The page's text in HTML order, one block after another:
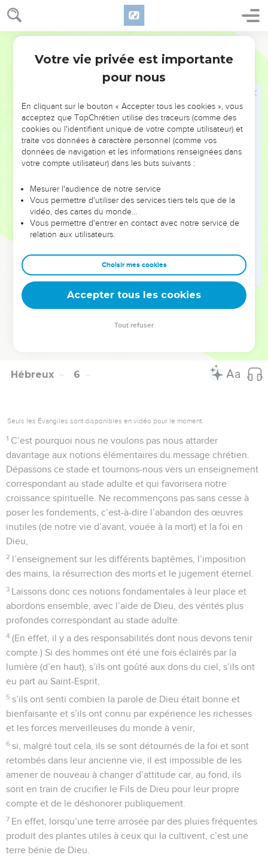
Hébreux 5
11
C’est un sujet sur lequel nous aurions bien des choses à
dire, mais il n’est pas facile de vous les expliquer : vous êtes
devenus si lents à saisir les vérités spirituelles et vous ne
mettez plus guère d’entrain à les comprendre.
Dire que vous êtes convertis depuis tant d’années ! Il y a
d’autres et pourtant vous en êtes encore à l’ABC de la
révélation, vous avez vous-mêmes besoin de quelqu’un qui
vous réapprenne les premiers rudiments des paroles de
Dieu. Vous ne supportez que le lait, non la nourriture solide.
est encore enfant ; il n’est pas apte à saisir un enseignement
relatif aux justes exigences de Dieu ; il n’a aucune
expérience de ce qu’est une vie juste ; c’est encore un
maturité spirituelle, prennent de la nourriture solide. Ils ont
exercé leurs facultés et ont ainsi acquis, par l’expérience, un
sens moral affiné qui leur permet de distinguer ce qui est
bien de ce qui est mal.
Hébreux 6
Seuls les Évangiles sont disponibles en vidéo pour le moment.
1 C’est pourquoi nous ne voulons pas nous attarder
davantage aux notions élémentaires du message chrétien.
Dépassons ce stade et tournons-nous vers un enseignement
correspondant au stade adulte et qui favorisera notre
croissance spirituelle. Ne recommençons pas sans cesse à
poser les fondements, c’est-à-dire l’abandon des œuvres
inutiles (de notre vie d’avant, vouée à la mort) et la foi en
Dieu,
2 l’enseignement sur les différents baptêmes, l’imposition
des mains, la résurrection des morts et le jugement éternel.
3 Laissons donc ces notions fondamentales à leur place et
abordons ensemble, avec l’aide de Dieu, des vérités plus
profondes correspondant au stade adulte.
4 (En effet, il y a des responsabilités dont nous devons tenir
compte.) Si des hommes ont été une fois éclairés par la
lumière (d’en haut), s’ils ont goûté aux dons du ciel, s’ils ont
eu part au Saint-Esprit,
5 s’ils ont senti combien la parole de Dieu était bonne et
bienfaisante et s’ils ont connu par expérience les richesses
et les forces merveilleuses du monde à venir,
6 si, malgré tout cela, ils se sont détournés de la foi et sont
retombés dans leur ancienne vie, il est impossible de les
amener de nouveau à changer d’attitude car, au fond, ils
sont en train de crucifier le Fils de Dieu pour leur propre
compte et de le déshonorer publiquement.
7 En effet, lorsqu’une terre arrosée par des pluies fréquentes
produit des plantes utiles à ceux qui la cultivent, c’est une
terre bénie de Dieu.
Votre vie privée est importante
pour nous
En cliquant sur le bouton « Accepter tous les cookies », vous
acceptez que TopChrétien utilise des traceurs (comme des
cookies ou l'identifiant unique de votre compte utilisateur) et
traite vos données à caractère personnel (comme vos
données de navigation et les informations renseignées dans
votre compte utilisateur) dans les buts suivants :
Mesurer l'audience de notre service
Vous permettre d'utiliser des services tiers tels que de la
vidéo, des cartes du monde…
Vous permettre d'entrer en contact avec notre service de
relation aux utilisateurs.
Choisir mes cookies
Accepter tous les cookies
Tout refuser